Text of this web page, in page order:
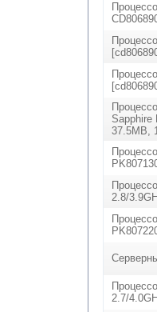
Sapphire
37.5MB,
2.8/
2.7/